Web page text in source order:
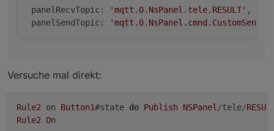
panelRecvTopic: 'mqtt.0.NsPanel.tele.RESULT'
panelSendTopic:
'mqtt.0.NsPanel.cmnd.CustomSend'
Versuche mal direkt:
Rule2 on Button1#state do Publish NSPanel/tele/
Rule2 On